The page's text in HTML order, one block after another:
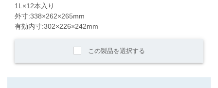
1L×12本入り
外寸:338×262×265mm
有効内寸:302×226×242mm
この製品を選択する